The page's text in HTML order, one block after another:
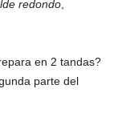
redondo
en 2 tandas?
parte del